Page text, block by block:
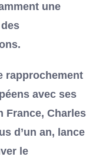
une
rapprochement
avec ses
France, Charles
d’un an, lance
le